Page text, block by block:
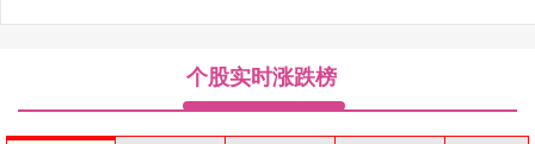
个股实时涨跌榜